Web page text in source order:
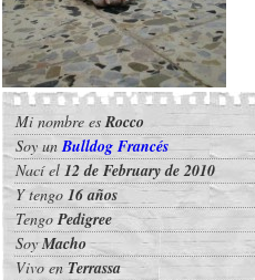
Mi nombre esRocco
Soy unBulldog Francés
Nací el 12 de February de 2010
Y tengo 16 años
TengoPedigree
SoyMacho
Vivo enTerrassa